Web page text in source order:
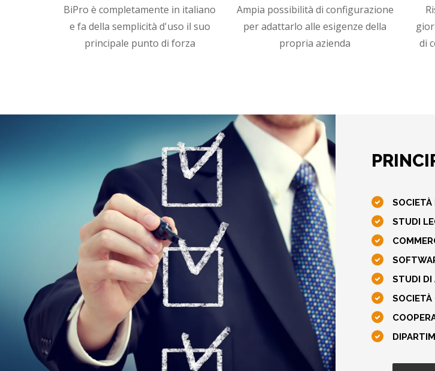
BiPro è completamente in italiano
e fa della semplicità d'uso il suo
principale punto di forza
Ampia possibilità di configurazione
per adattarlo alle esigenze della
propria azienda
di
SOCIETÀ
STUDI
STUDI DI
SOCIETÀ